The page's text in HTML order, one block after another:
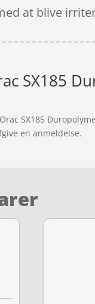
at blive
SX185
SX185
en anmeldelse.